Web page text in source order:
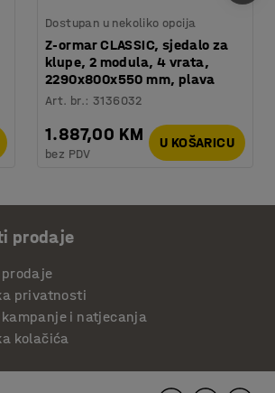
Dostupan u nekoliko opcija
Z-ormar CLASSIC, sjedalo za
klupe, 2 modula, 4 vrata,
2290x800x550 mm, plava
Art. br.:3136032
1.887,00 KM
bez PDV
U KOŠARICU
prodaje
privatnosti
i natjecanja
kolačića